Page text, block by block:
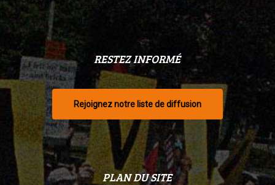
RESTEZ INFORMÉ
Rejoignez notre liste de diffusion
PLAN DU SITE